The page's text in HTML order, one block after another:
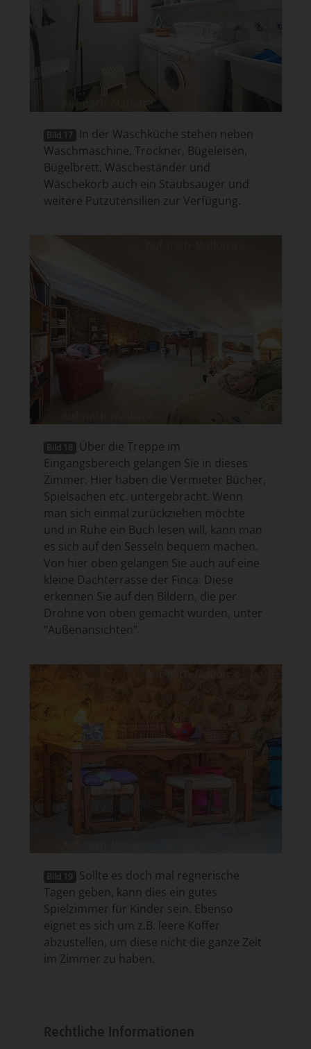
Bild 17
In der Waschküche stehen neben
Waschmaschine, Trockner, Bügeleisen,
Bügelbrett, Wäscheständer und
Wäschekorb auch ein Staubsauger und
weitere Putzutensilien zur Verfügung.
Bild 18
Über die Treppe im
Eingangsbereich gelangen Sie in dieses
Zimmer. Hier haben die Vermieter Bücher,
Spielsachen etc. untergebracht. Wenn
man sich einmal zurückziehen möchte
und in Ruhe ein Buch lesen will, kann man
es sich auf den Sesseln bequem machen.
Von hier oben gelangen Sie auch auf eine
kleine Dachterrasse der Finca. Diese
erkennen Sie auf den Bildern, die per
Drohne von oben gemacht wurden, unter
"Außenansichten".
Bild 19
Sollte es doch mal regnerische
Tagen geben, kann dies ein gutes
Spielzimmer für Kinder sein. Ebenso
eignet es sich um z.B. leere Koffer
abzustellen, um diese nicht die ganze Zeit
im Zimmer zu haben.
Rechtliche Informationen